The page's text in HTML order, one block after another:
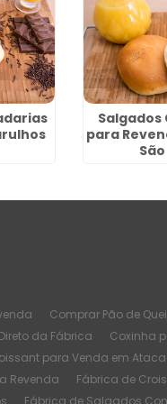
Salgados
para
Comprar Pão de
da Fábrica
Coxinha
para Venda em
Revenda
Fábrica de
Fábrica de Salgados